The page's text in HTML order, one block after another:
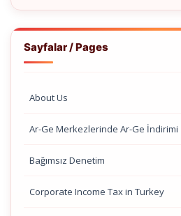
Sayfalar / Pages
About Us
Ar-Ge Merkezlerinde Ar-Ge İndirimi
Bağımsız Denetim
Corporate Income Tax in Turkey